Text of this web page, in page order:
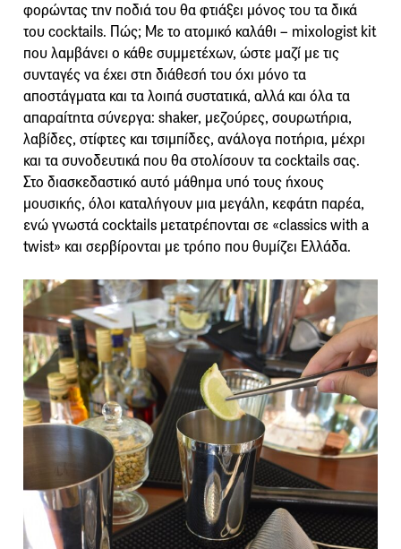
φορώντας την ποδιά του θα φτιάξει μόνος του τα δικά
του cocktails. Πώς; Με το ατομικό καλάθι – mixologist kit
που λαμβάνει ο κάθε συμμετέχων, ώστε μαζί με τις
συνταγές να έχει στη διάθεσή του όχι μόνο τα
αποστάγματα και τα λοιπά συστατικά, αλλά και όλα τα
απαραίτητα σύνεργα: shaker, μεζούρες, σουρωτήρια,
λαβίδες, στίφτες και τσιμπίδες, ανάλογα ποτήρια, μέχρι
και τα συνοδευτικά που θα στολίσουν τα cocktails σας.
Στο διασκεδαστικό αυτό μάθημα υπό τους ήχους
μουσικής, όλοι καταλήγουν μια μεγάλη, κεφάτη παρέα,
ενώ γνωστά cocktails μετατρέπονται σε «classics with a
twist» και σερβίρονται με τρόπο που θυμίζει Ελλάδα.